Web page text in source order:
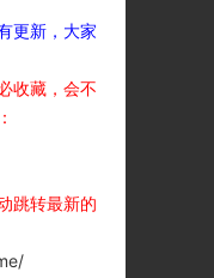
更新，大家
收藏，会不
跳转最新的